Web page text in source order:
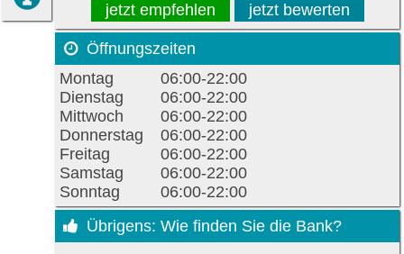
jetzt empfehlen
jetzt bewerten
Öffnungszeiten
Montag
06:00-22:00
Dienstag
06:00-22:00
Mittwoch
06:00-22:00
Donnerstag
06:00-22:00
Freitag
06:00-22:00
Samstag
06:00-22:00
Sonntag
06:00-22:00
Übrigens: Wie finden Sie die Bank?